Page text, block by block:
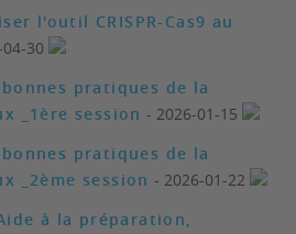
l'outil CRISPR-Cas9 au
30
pratiques de la
_1ère session - 2026-01-15
pratiques de la
_2ème session - 2026-01-22
à la préparation,